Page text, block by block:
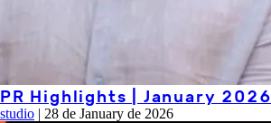
PR Highlights | January 2026
studio | 28 de January de 2026